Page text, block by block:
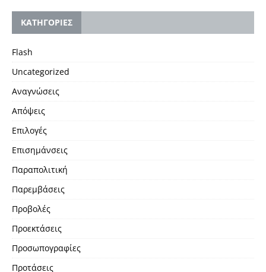
KΑΤΗΓΟΡΙΕΣ
Flash
Uncategorized
Αναγνώσεις
Απόψεις
Επιλογές
Επισημάνσεις
Παραπολιτική
Παρεμβάσεις
Προβολές
Προεκτάσεις
Προσωπογραφίες
Προτάσεις